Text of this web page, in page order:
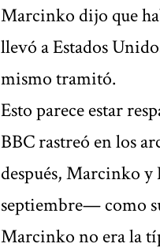
Marcinko dijo que
llevó a Estados
mismo tramitó.
Esto parece estar
BBC rastreó en los
después, Marcinko
septiembre— como
Marcinko no era la